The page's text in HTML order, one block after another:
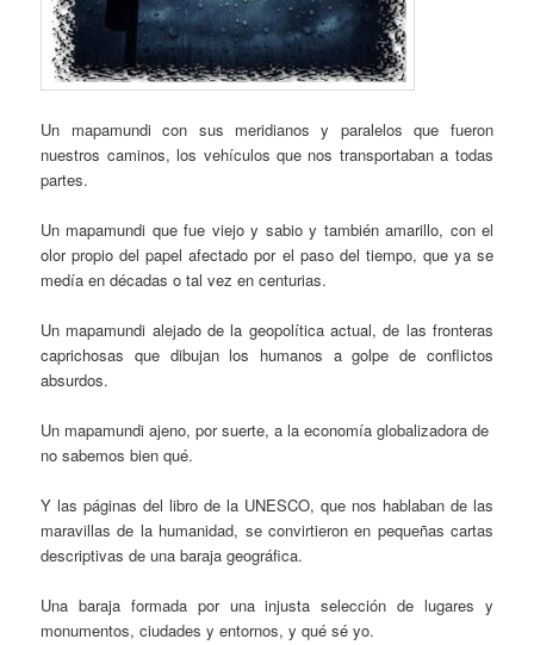
Un mapamundi con sus meridianos y paralelos que fueron
nuestros caminos, los vehículos que nos transportaban a todas
partes.
Un mapamundi que fue viejo y sabio y también amarillo, con el
olor propio del papel afectado por el paso del tiempo, que ya se
medía en décadas o tal vez en centurias.
Un mapamundi alejado de la geopolítica actual, de las fronteras
caprichosas que dibujan los humanos a golpe de conflictos
absurdos.
Un mapamundi ajeno, por suerte, a la economía globalizadora de
no sabemos bien qué.
Y las páginas del libro de la UNESCO, que nos hablaban de las
maravillas de la humanidad, se convirtieron en pequeñas cartas
descriptivas de una baraja geográfica.
Una baraja formada por una injusta selección de lugares y
monumentos, ciudades y entornos, y qué sé yo.